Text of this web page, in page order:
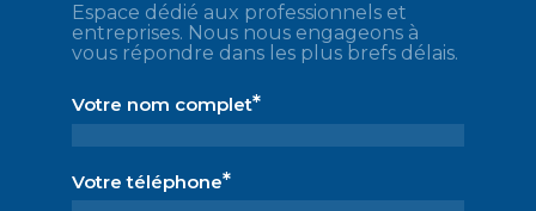
Espace dédié aux professionnels et
entreprises. Nous nous engageons à
vous répondre dans les plus brefs délais.
Votre nom complet*
Votre téléphone*